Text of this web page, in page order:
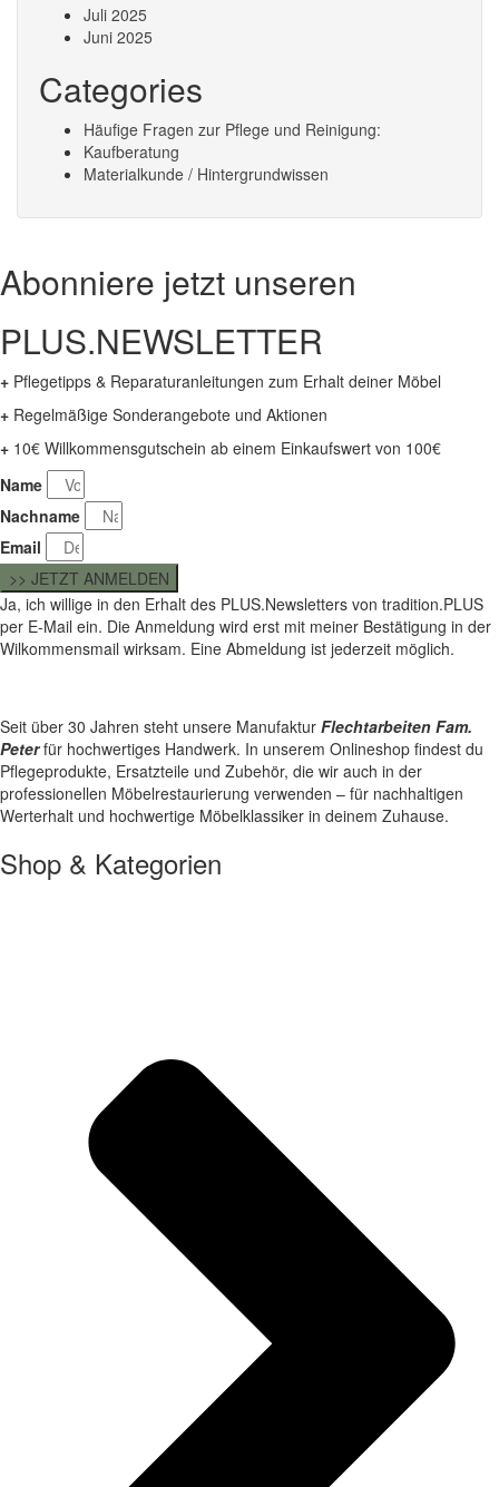
Juli 2025
Juni 2025
Categories
Häufige Fragen zur Pflege und Reinigung:
Kaufberatung
Materialkunde / Hintergrundwissen
Abonniere jetzt unseren
PLUS.NEWSLETTER
+ Pflegetipps & Reparaturanleitungen zum Erhalt deiner Möbel
+ Regelmäßige Sonderangebote und Aktionen
+ 10€ Willkommensgutschein ab einem Einkaufswert von 100€
Name
Nachname
Email
>> JETZT ANMELDEN
Ja, ich willige in den Erhalt des PLUS.Newsletters von tradition.PLUS
per E-Mail ein. Die Anmeldung wird erst mit meiner Bestätigung in der
Wilkommensmail wirksam. Eine Abmeldung ist jederzeit möglich.
Seit über 30 Jahren steht unsere Manufaktur Flechtarbeiten Fam.
Peterfür hochwertiges Handwerk. In unserem Onlineshop findest du
Pflegeprodukte, Ersatzteile und Zubehör, die wir auch in der
professionellen Möbelrestaurierung verwenden – für nachhaltigen
Werterhalt und hochwertige Möbelklassiker in deinem Zuhause.
Shop & Kategorien